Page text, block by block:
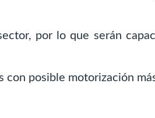
por lo que serán
con posible motorización